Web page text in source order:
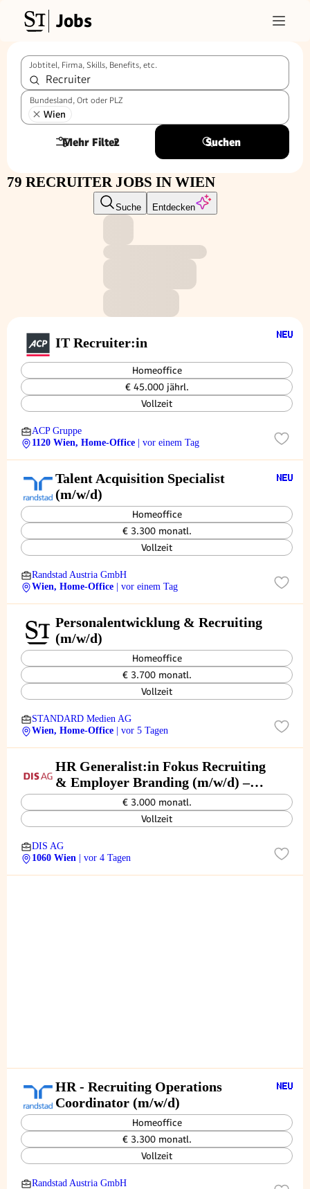
Jobs
Jobtitel, Firma, Skills, Benefits, etc.
Bundesland, Ort oder PLZ
Wien
Mehr Filter
2 Suchen
79 RECRUITER JOBS IN WIEN
Suche Entdecken
IT Recruiter:in
Homeoffice
€ 45.000 jährl.
Vollzeit
ACP Gruppe
1120 Wien, Home-Office
| vor einem Tag
Talent Acquisition Specialist
(m/w/d)
Homeoffice
€ 3.300 monatl.
Vollzeit
Randstad Austria GmbH
Wien, Home-Office
| vor einem Tag
Personalentwicklung & Recruiting
(m/w/d)
Homeoffice
€ 3.700 monatl.
Vollzeit
STANDARD Medien AG
Wien, Home-Office
| vor 5 Tagen
HR Generalist:in Fokus Recruiting
& Employer Branding (m/w/d) –
Wien, Vollzeit€ 3.000 monatl.
Vollzeit
DIS AG
1060 Wien
| vor 4 Tagen
HR - Recruiting Operations
Coordinator (m/w/d)
Homeoffice
€ 3.300 monatl.
Vollzeit
Randstad Austria GmbH